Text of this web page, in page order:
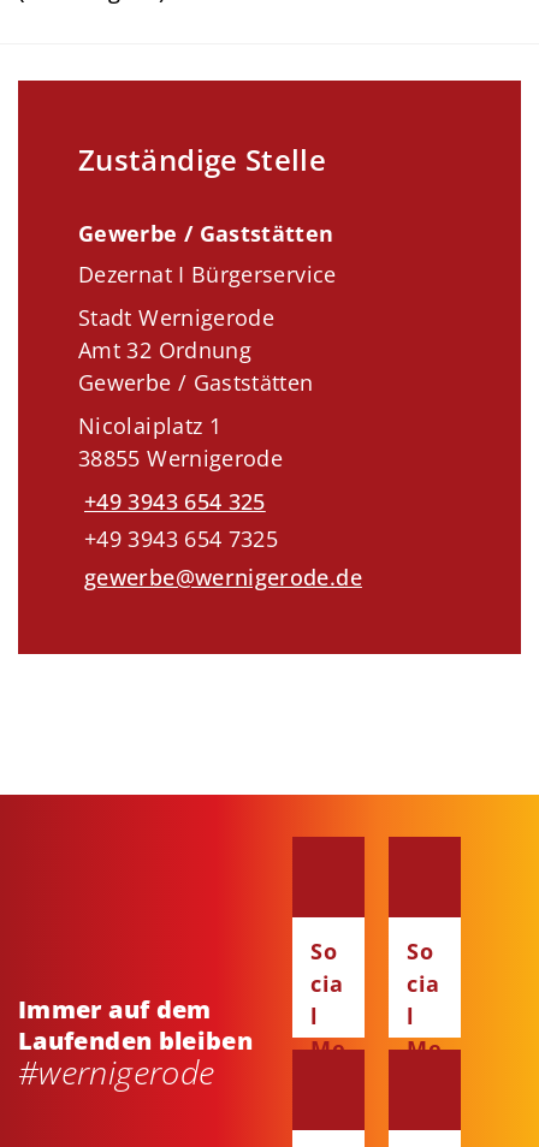
Zuständige Stelle
Gewerbe / Gaststätten
Dezernat I Bürgerservice
Stadt Wernigerode
Amt 32 Ordnung
Gewerbe / Gaststätten
Nicolaiplatz 1
38855 Wernigerode
+49 3943 654 325
+49 3943 654 7325
gewerbe@wernigerode.de
Immer auf dem
Laufenden bleiben
#wernigerode
So
cia
l
Me
So
cia
l
Me